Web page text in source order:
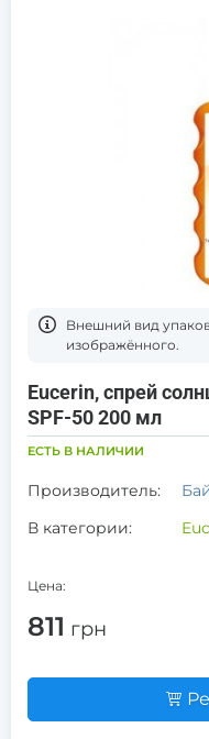
Bнешний вид
изображённого.
Eucerin, спрей
SPF-50 200 мл
ЕСТЬ В НАЛИЧИИ
Производитель:
В категории:
Цена:
811 грн